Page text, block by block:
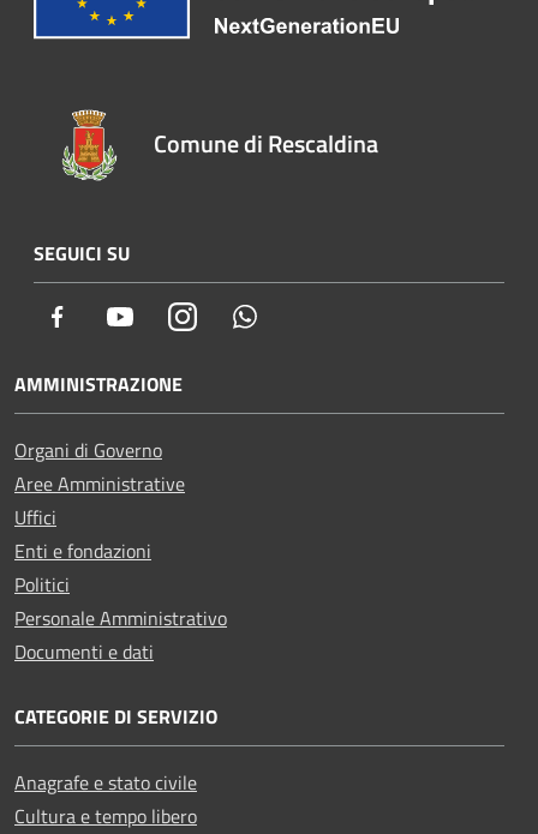
Comune di Rescaldina
SEGUICI SU
Facebook YoutubeInstagram
AMMINISTRAZIONE
Organi di Governo
Aree Amministrative
Uffici
Enti e fondazioni
Politici
Personale Amministrativo
Documenti e dati
CATEGORIE DI SERVIZIO
Anagrafe e stato civile
Cultura e tempo libero